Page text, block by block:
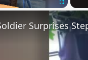
Fullscreen